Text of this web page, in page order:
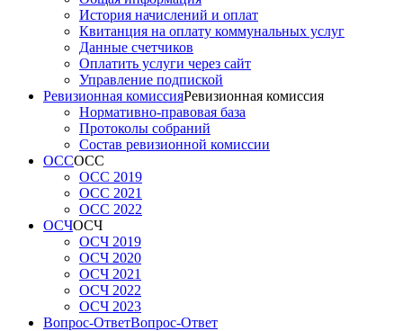
История начислений и оплат
Квитанция на оплату коммунальных услуг
Данные счетчиков
Оплатить услуги через сайт
Управление подпиской
Ревизионная комиссияРевизионная комиссия
Нормативно-правовая база
Протоколы собраний
Состав ревизионной комиссии
ОССОСС
ОСС 2019
ОСС 2021
ОСС 2022
ОСЧОСЧ
ОСЧ 2019
ОСЧ 2020
ОСЧ 2021
ОСЧ 2022
ОСЧ 2023
Вопрос-ОтветВопрос-Ответ